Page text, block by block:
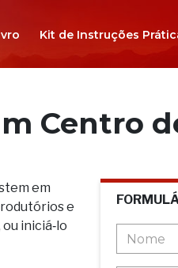
Kit de Instruções
Centro
em
e
iniciá‑lo